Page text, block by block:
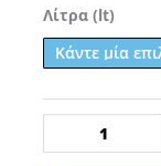
Λίτρα (lt)
Gyeon
Q2M
Compound+
Redefined
Αλοιφή)